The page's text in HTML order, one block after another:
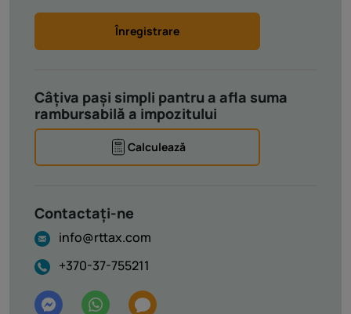
Înregistrare
Câțiva pași simpli pantru a afla suma
rambursabilă a impozitului
Calculează
Contactați-ne
info@rttax.com
+370-37-755211